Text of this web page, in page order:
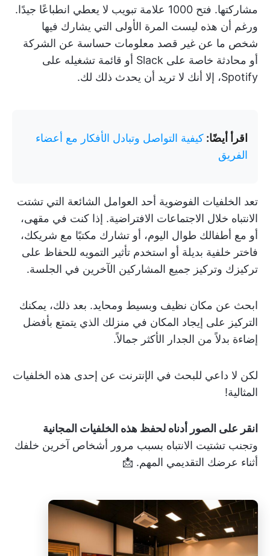
مشاركتها. فتح 1000 علامة تبويب لا يعطي انطباعًا جيدًا.
ورغم أن هذه ليست المرة الأولى التي يشارك فيها
شخص ما عن غير قصد معلومات حساسة عن الشركة
أو محادثة خاصة على Slack أو قائمة تشغيله على
Spotify، إلا أنك لا تريد أن يحدث ذلك لك.
اقرأ أيضًا: كيفية التواصل وتبادل الأفكار مع أعضاء
الفريق
تعد الخلفيات الفوضوية أحد العوامل الشائعة التي تشتت
الانتباه خلال الاجتماعات الافتراضية. إذا كنت في مقهى،
أو مع أطفالك طوال اليوم، أو تشارك مكتبًا مع شريكك،
فاختر خلفية بديلة أو استخدم تأثير التمويه للحفاظ على
تركيزك وتركيز جميع المشاركين الآخرين في الجلسة.
ابحث عن مكان نظيف وبسيط ومحايد. بعد ذلك، يمكنك
التركيز على إيجاد المكان في منزلك الذي يتمتع بأفضل
إضاءة بدلاً من الجدار الأكثر جمالاً.
لكن لا داعي للبحث في الإنترنت عن إحدى هذه الخلفيات
المثالية!
انقر على الصور أدناه لحفظ هذه الخلفيات المجانية
وتجنب تشتيت الانتباه بسبب مرور أشخاص آخرين خلفك
أثناء عرضك التقديمي المهم. 📩